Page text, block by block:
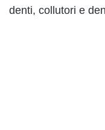
denti, collutori e